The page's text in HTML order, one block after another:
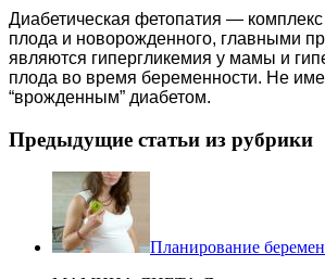
Диабетическая фетопатия —
плода и новорожденного, главными
являются гипергликемия у мамы и
плода во время беременности. Не
“врожденным” диабетом.
Предыдущие статьи из рубрики
Планирование